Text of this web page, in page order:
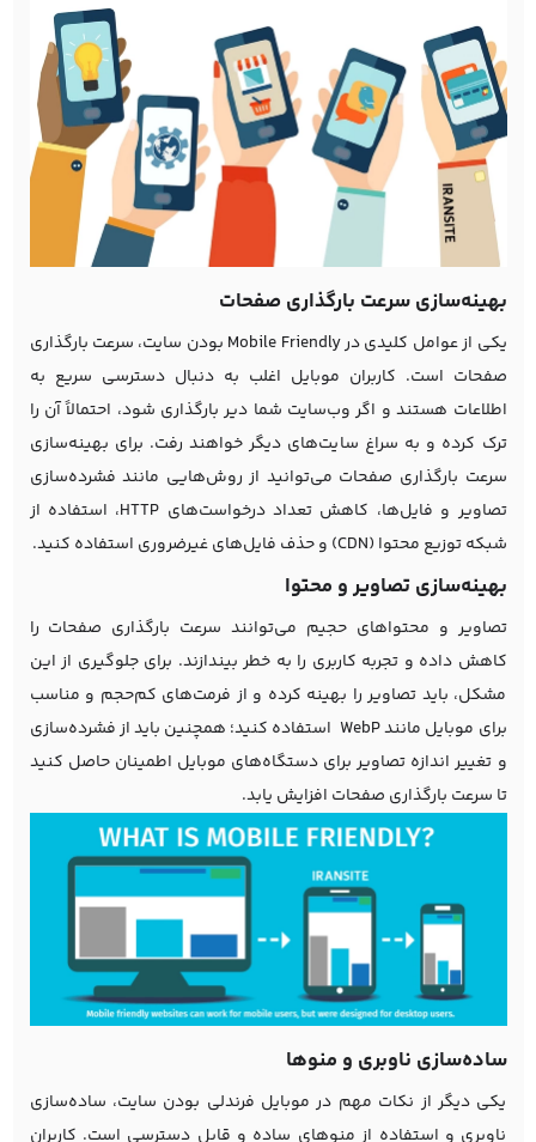
بهینه‌سازی سرعت بارگذاری صفحات
یکی از عوامل کلیدی در Mobile Friendly بودن سایت، سرعت بارگذاری
صفحات است. کاربران موبایل اغلب به دنبال دسترسی سریع به
اطلاعات هستند و اگر وب‌سایت شما دیر بارگذاری شود، احتمالاً آن را
ترک کرده و به سراغ سایت‌های دیگر خواهند رفت. برای بهینه‌سازی
سرعت بارگذاری صفحات می‌توانید از روش‌هایی مانند فشرده‌سازی
تصاویر و فایل‌ها، کاهش تعداد درخواست‌های HTTP، استفاده از
شبکه توزیع محتوا (CDN) و حذف فایل‌های غیرضروری استفاده کنید.
بهینه‌سازی تصاویر و محتوا
تصاویر و محتواهای حجیم می‌توانند سرعت بارگذاری صفحات را
کاهش داده و تجربه کاربری را به خطر بیندازند. برای جلوگیری از این
مشکل، باید تصاویر را بهینه کرده و از فرمت‌های کم‌حجم و مناسب
برای موبایل مانند WebP استفاده کنید؛ همچنین باید از فشرده‌سازی
و تغییر اندازه تصاویر برای دستگاه‌های موبایل اطمینان حاصل کنید
تا سرعت بارگذاری صفحات افزایش یابد.
ساده‌سازی ناوبری و منوها
یکی دیگر از نکات مهم در موبایل فرندلی بودن سایت، ساده‌سازی
ناوبری و استفاده از منوهای ساده و قابل دسترسی است. کاربران